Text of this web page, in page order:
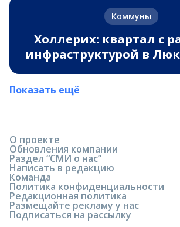
Коммуны
Холлерих: квартал с
инфраструктурой в
Показать ещё
О проекте
Обновления компании
Раздел “СМИ о нас”
Написать в редакцию
Команда
Политика конфиденциальности
Редакционная политика
Размещайте рекламу у нас
Подписаться на рассылку